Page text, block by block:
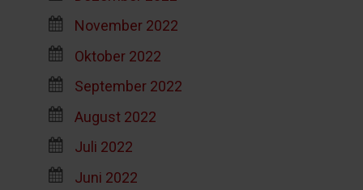
November 2022
Oktober 2022
September 2022
August 2022
Juli 2022
Juni 2022